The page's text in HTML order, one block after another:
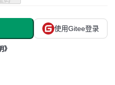
使用Gitee登录
》